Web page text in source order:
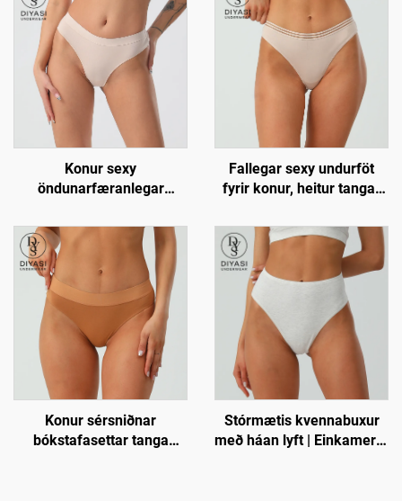
Konur sexy
öndunarfæranlegar
mjúkar og viðmiðandi
Fallegar sexy undurföt
fyrir konur, heitur tangar
Konur sérsniðnar
bókstafasettar tanga
Stórmætis kvennabuxur
með háan lyft | Einkamerkt